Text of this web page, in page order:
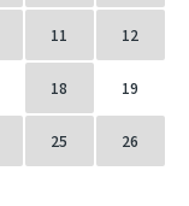
11 12
18 19
25 26